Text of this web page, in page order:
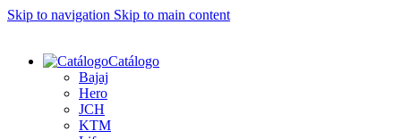
Skip to navigation Skip to main content
Catálogo
Bajaj
Hero
JCH
KTM